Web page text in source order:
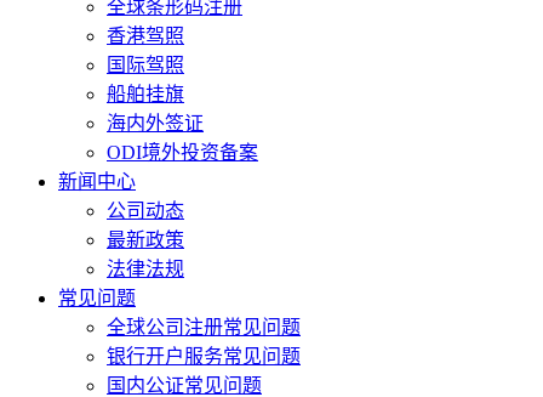
全球条形码注册
香港驾照
国际驾照
船舶挂旗
海内外签证
ODI境外投资备案
新闻中心
公司动态
最新政策
法律法规
常见问题
全球公司注册常见问题
银行开户服务常见问题
国内公证常见问题